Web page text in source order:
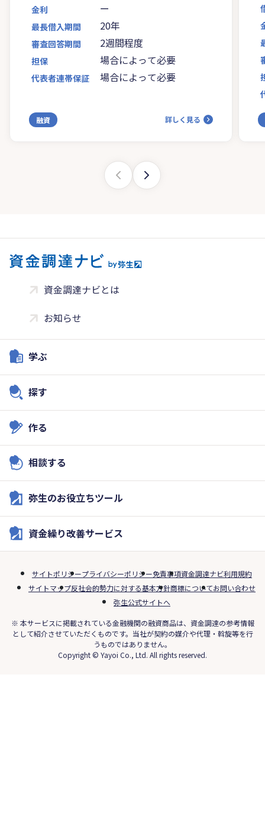
金利 ー
最長借入期間 20年
審査回答期間 2週間程度
担保 場合によって必要
代表者連帯保証 場合によって必要
融資 詳しく見る
資金調達ナビとは
お知らせ
学ぶ
探す
作る
相談する
弥生のお役立ちツール
資金繰り改善サービス
サイトポリシープライバシーポリシー免責事項資金調達ナビ利用規約
サイトマップ反社会的勢力に対する基本方針商標についてお問い合わせ
弥生公式サイトへ
※ 本サービスに掲載されている金融機関の融資商品は、資金調達の参考情報
として紹介させていただくものです。当社が契約の媒介や代理・斡旋等を行
うものではありません。
Copyright © Yayoi Co., Ltd. All rights reserved.